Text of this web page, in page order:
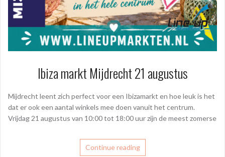
Ibiza markt Mijdrecht 21 augustus
Mijdrecht leent zich perfect voor een Ibizamarkt en hoe leuk is het
dat er ook een aantal winkels mee doen vanuit het centrum.
Vrijdag 21 augustus van 10:00 tot 18:00 uur zijn de meest zomerse
Continue reading